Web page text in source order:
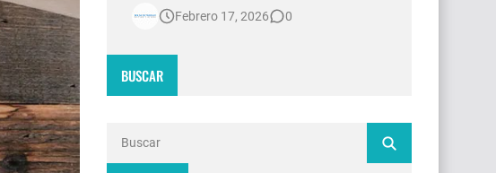
contradicciones estructurales. Mientras
tecnología 4K, escenografías de
Febrero 17, 2026 0
BUSCAR